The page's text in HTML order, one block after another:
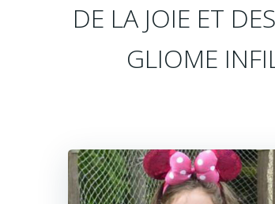
DE LA JOIE ET
GLIOME